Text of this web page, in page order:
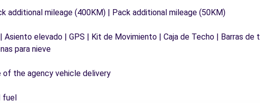
additional mileage (400KM) | Pack additional mileage (50KM)
elevado | GPS | Kit de Movimiento | Caja de Techo | Barras de
para nieve
the agency vehicle delivery
fuel